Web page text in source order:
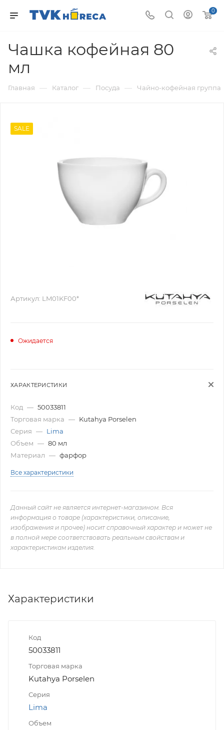
0
Чашка кофейная 80
мл
Главная — Каталог — Посуда — Чайно-кофейная группа
SALE
Артикул: LM01KF00*
Ожидается
ХАРАКТЕРИСТИКИ
Код — 50033811
Торговая марка — Kutahya Porselen
Серия — Lima
Объем — 80 мл
Материал — фарфор
Все характеристики
Данный сайт не является интернет-магазином. Вся
информация о товаре (характеристики, описание,
изображения и прочее) носит справочный характер и может не
в полной мере соответствовать реальным свойствам и
характеристикам изделия.
Характеристики
Код
50033811
Торговая марка
Kutahya Porselen
Серия
Lima
Объем